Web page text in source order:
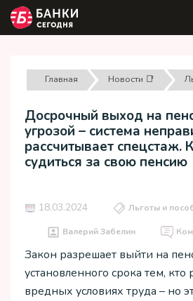
Главная Новости 📑
Досрочный выход на
угрозой – система
рассчитывает спецстаж.
судиться за свою пенсию
18.03.2024 Льготы и
Валерий Забелин
Закон разрешает выйти на
установленного срока тем, кто
вредных условиях труда – но